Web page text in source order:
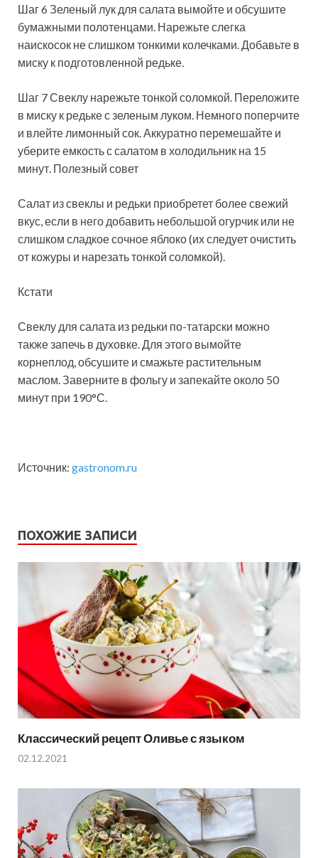
Шаг 6 Зеленый лук для салата вымойте и обсушите
бумажными полотенцами. Нарежьте слегка
наискосок не слишком тонкими колечками. Добавьте в
миску к подготовленной редьке.
Шаг 7 Свеклу нарежьте тонкой соломкой. Переложите
в миску к редьке с зеленым луком. Немного поперчите
и влейте лимонный сок. Аккуратно перемешайте и
уберите емкость с салатом в холодильник на 15
минут. Полезный совет
Салат из свеклы и редьки приобретет более свежий
вкус, если в него добавить небольшой огурчик или не
слишком сладкое сочное яблоко (их следует очистить
от кожуры и нарезать тонкой соломкой).
Кстати
Свеклу для салата из редьки по-татарски можно
также запечь в духовке. Для этого вымойте
корнеплод, обсушите и смажьте растительным
маслом. Заверните в фольгу и запекайте около 50
минут при 190°С.
Источник: gastronom.ru
ПОХОЖИЕ ЗАПИСИ
Классический рецепт Оливье с языком
02.12.2021